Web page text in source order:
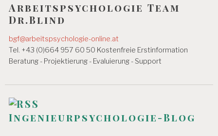
Arbeitspsychologie Team
Dr.Blind
bgf@arbeitspsychologie-online.at
Tel. +43 (0)664 957 60 50 Kostenfreie Erstinformation
Beratung - Projektierung - Evaluierung - Support
Ingenieurpsychologie-Blog